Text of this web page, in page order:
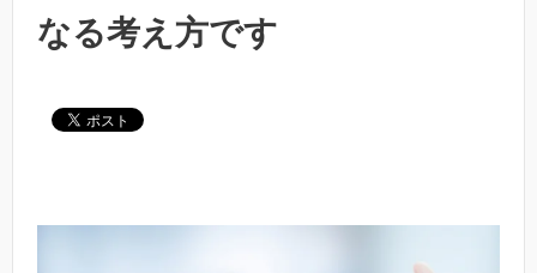
なる考え方です